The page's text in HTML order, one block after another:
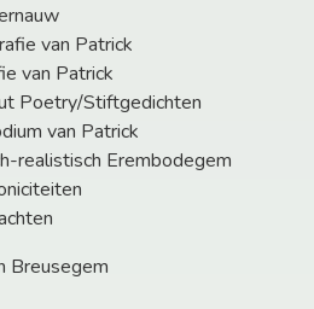
van Patrick
van Patrick
Poetry/Stiftgedichten
van Patrick
realistisch Erembodegem
Breusegem